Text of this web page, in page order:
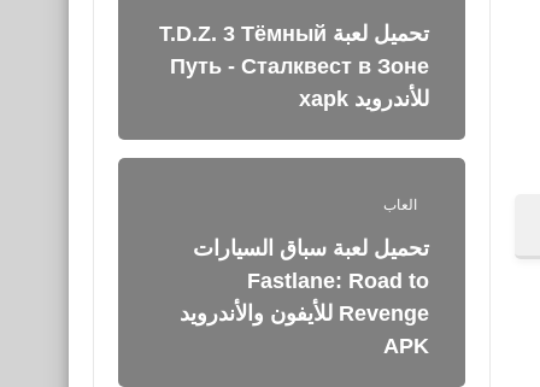
تحميل لعبة T.D.Z. 3 Тёмный
Путь - Сталквест в Зоне
للأندرويد xapk
العاب
تحميل لعبة سباق السيارات
Fastlane: Road to
Revenge‏ للأيفون والأندرويد
APK